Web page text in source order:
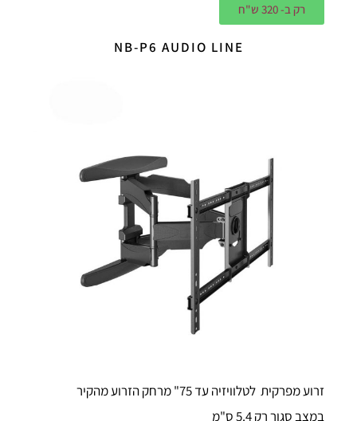
רק ב- 320 ש"ח
NB-P6 AUDIO LINE
זרוע מפרקית לטלוויזיה עד 75" מרחק הזרוע מהקיר
במצב סגור רק 5.4 ס"מ